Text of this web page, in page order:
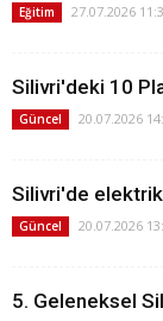
Eğitim 27.07.2026
Silivri'deki 10
Güncel 20.07.2026
Silivri'de
Güncel 20.07.2026
5. Geleneksel